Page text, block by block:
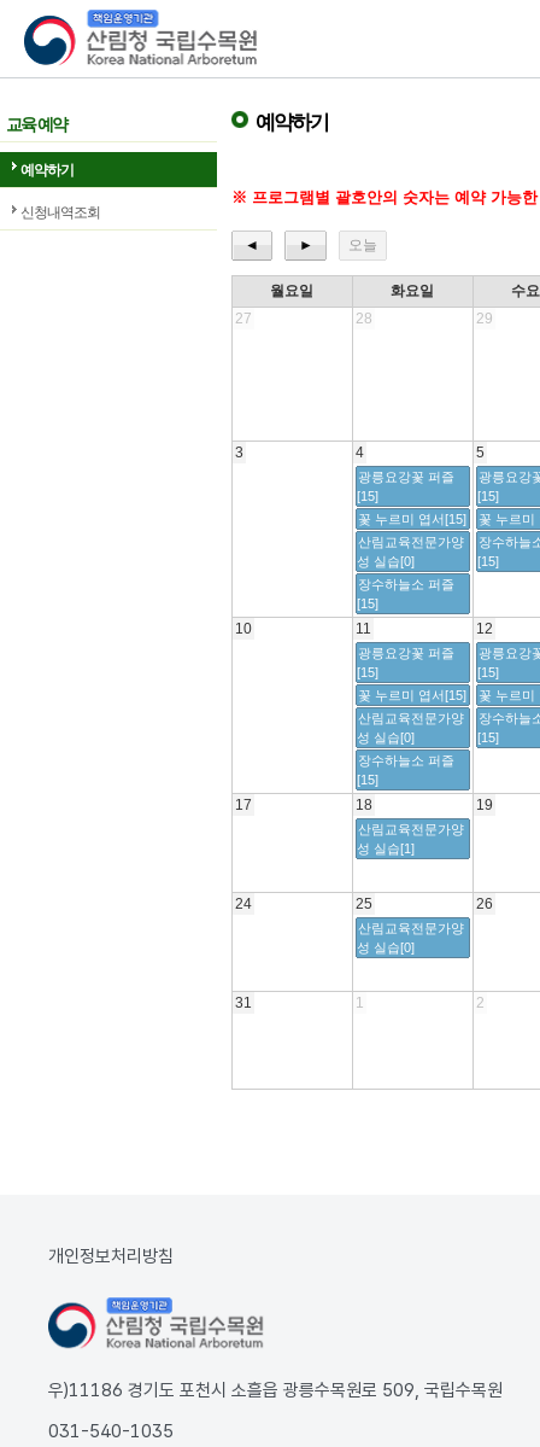
산림청 국립수목원
교육 예약
예약하기
신청내역조회
예약하기
※ 프로그램별 괄호안의 숫자는 예약 가능
◄ ► 오늘
월요일 화요일
수
27
28 29
3 4 5
10 11 12
17 18 19
24 25 26
31 1 2
광릉요강꽃 퍼즐
[15]
광릉요강
[15]
꽃 누르미 엽서[15]
꽃 누르미
산림교육전문가양
성 실습[0]
장수하늘
[15]
장수하늘소 퍼즐
[15]
광릉요강꽃 퍼즐
[15]
광릉요강
[15]
꽃 누르미 엽서[15]
꽃 누르미
산림교육전문가양
성 실습[0]
장수하늘
[15]
장수하늘소 퍼즐
[15]
산림교육전문가양
성 실습[1]
산림교육전문가양
성 실습[0]
개인정보처리방침
우)11186 경기도 포천시 소흘읍 광릉수목원로 509, 국립수목원
031-540-1035